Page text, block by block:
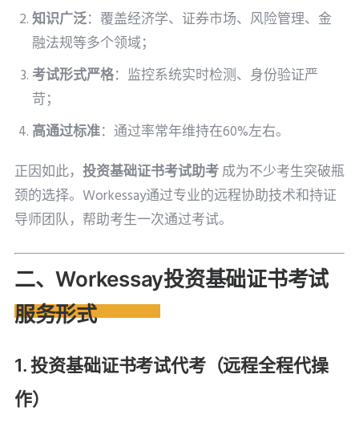
知识广泛：覆盖经济学、证券市场、风险管理、金
融法规等多个领域；
考试形式严格：监控系统实时检测、身份验证严
苛；
高通过标准：通过率常年维持在60%左右。
正因如此， 投资基础证书考试助考成为不少考生突破瓶
颈的选择。Workessay通过专业的远程协助技术和持证
导师团队，帮助考生一次通过考试。
二、Workessay投资基础证书考试
服务形式
1. 投资基础证书考试代考（远程全程代操
作）